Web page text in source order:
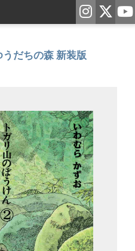
だちの森 新装版